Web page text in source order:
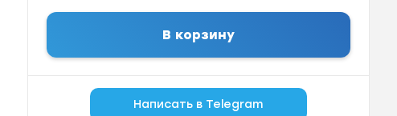
В корзину
Написать в Telegram